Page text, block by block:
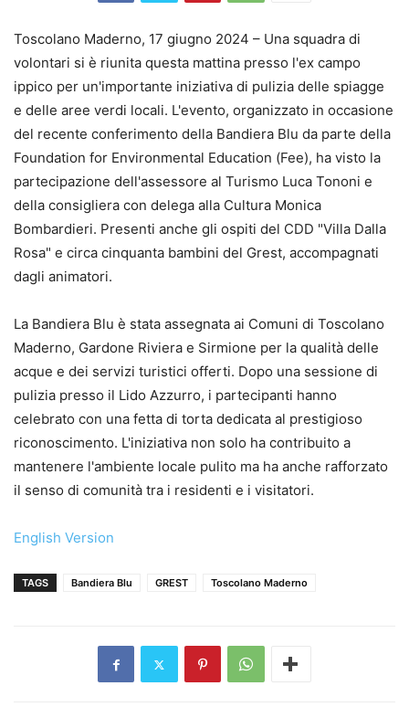
Toscolano Maderno, 17 giugno 2024 – Una squadra di
volontari si è riunita questa mattina presso l'ex campo
ippico per un'importante iniziativa di pulizia delle spiagge
e delle aree verdi locali. L'evento, organizzato in occasione
del recente conferimento della Bandiera Blu da parte della
Foundation for Environmental Education (Fee), ha visto la
partecipazione dell'assessore al Turismo Luca Tononi e
della consigliera con delega alla Cultura Monica
Bombardieri. Presenti anche gli ospiti del CDD "Villa Dalla
Rosa" e circa cinquanta bambini del Grest, accompagnati
dagli animatori.
La Bandiera Blu è stata assegnata ai Comuni di Toscolano
Maderno, Gardone Riviera e Sirmione per la qualità delle
acque e dei servizi turistici offerti. Dopo una sessione di
pulizia presso il Lido Azzurro, i partecipanti hanno
celebrato con una fetta di torta dedicata al prestigioso
riconoscimento. L'iniziativa non solo ha contribuito a
mantenere l'ambiente locale pulito ma ha anche rafforzato
il senso di comunità tra i residenti e i visitatori.
English Version
TAGS Bandiera Blu GREST Toscolano Maderno